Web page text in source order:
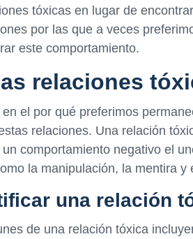
tóxicas en lugar de
por las que a veces
este comportamiento.
relaciones
el por qué preferimos
relaciones. Una relación
comportamiento negativo el
la manipulación, la mentira y
una relación
de una relación tóxica